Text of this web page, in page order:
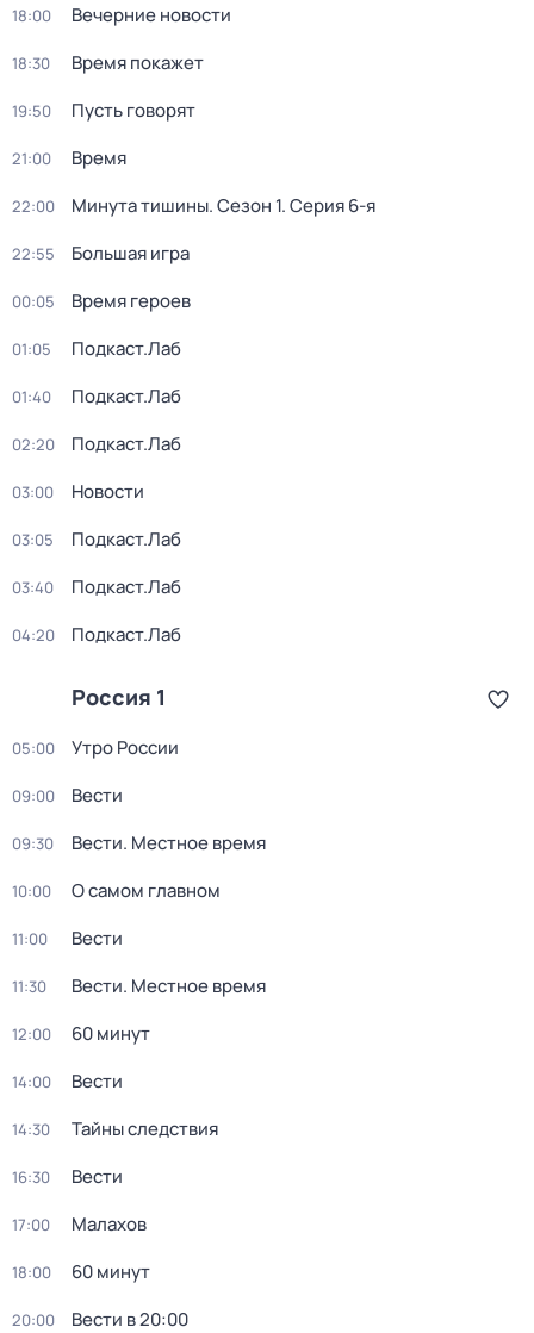
18:00 Вечерние новости
18:30 Время покажет
19:50 Пусть говорят
21:00 Время
22:00 Минута тишины. Сезон 1. Серия 6-я
22:55 Большая игра
00:05 Время героев
01:05 Подкаст.Лаб
01:40 Подкаст.Лаб
02:20 Подкаст.Лаб
03:00 Новости
03:05 Подкаст.Лаб
03:40 Подкаст.Лаб
04:20 Подкаст.Лаб
Россия 1
05:00 Утро России
09:00 Вести
09:30 Вести. Местное время
10:00 О самом главном
11:00 Вести
11:30 Вести. Местное время
12:00 60 минут
14:00 Вести
14:30 Тайны следствия
16:30 Вести
17:00 Малахов
18:00 60 минут
20:00 Вести в 20:00